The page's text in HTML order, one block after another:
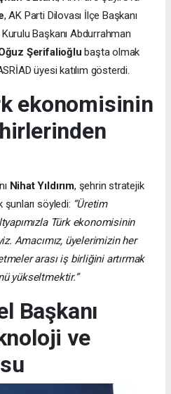
, AK Parti Dilovası İlçe Başkanı
Başkanı Abdurrahman
Şerifalioğlu başta olmak
üyesi katılım gösterdi.
ekonomisinin
Nihat Yıldırım, şehrin stratejik
söyledi: “Üretim
Türk ekonomisinin
Amacımız, üyelerimizin her
arası iş birliğini artırmak
yükseltmektir.”
Başkanı
ve